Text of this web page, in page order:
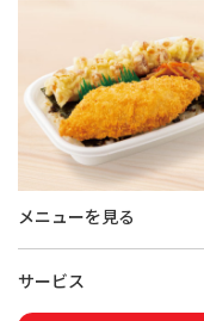
メニューを見る
サービス